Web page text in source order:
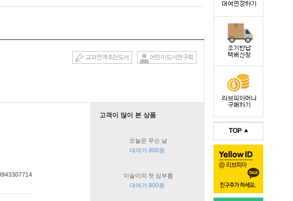
고객이 많이 본 상품
오늘은 무슨 날
대여가 800원
이슬이의 첫 심부름
대여가 800원